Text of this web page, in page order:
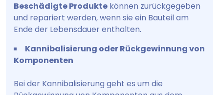
Beschädigte Produkte können zurückgegeben
und repariert werden, wenn sie ein Bauteil am
Ende der Lebensdauer enthalten.
Kannibalisierung oder Rückgewinnung von
Komponenten
Bei der Kannibalisierung geht es um die